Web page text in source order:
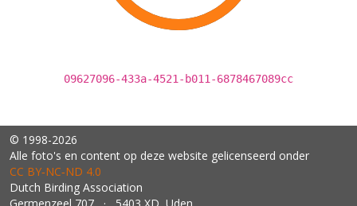
09627096-433a-4521-b011-6878467089cc
© 1998-2026
Alle foto's en content op deze website gelicenseerd onder
CC BY‑NC‑ND 4.0
Dutch Birding Association